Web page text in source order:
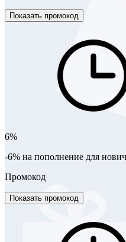
Показать промокод
6%
-6% на пополнение для
Промокод
Показать промокод